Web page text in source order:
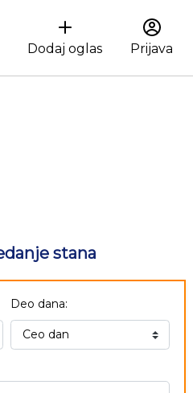
Dodaj oglas Prijava
stana
Deo dana: